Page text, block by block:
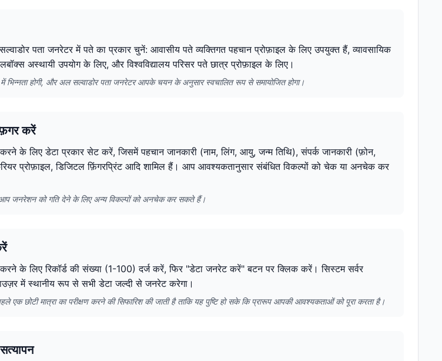
पता जनरेटर में पते का प्रकार चुनें: आवासीय पते व्यक्तिगत पहचान प्रोफ़ाइल के लिए उपयुक्त हैं, व्यावसायिक
अस्थायी उपयोग के लिए, और विश्वविद्यालय परिसर पते छात्र प्रोफ़ाइल के लिए।
भिन्नता होगी, और अल सल्वाडोर पता जनरेटर आपके चयन के अनुसार स्वचालित रूप से समायोजित होगा।
करें
के लिए डेटा प्रकार सेट करें, जिसमें पहचान जानकारी (नाम, लिंग, आयु, जन्म तिथि), संपर्क जानकारी (फ़ोन,
प्रोफ़ाइल, डिजिटल फ़िंगरप्रिंट आदि शामिल हैं। आप आवश्यकतानुसार संबंधित विकल्पों को चेक या अनचेक कर
आप जनरेशन को गति देने के लिए अन्य विकल्पों को अनचेक कर सकते हैं।
के लिए रिकॉर्ड की संख्या (1-100) दर्ज करें, फिर "डेटा जनरेट करें" बटन पर क्लिक करें। सिस्टम सर्वर
में स्थानीय रूप से सभी डेटा जल्दी से जनरेट करेगा।
एक छोटी मात्रा का परीक्षण करने की सिफारिश की जाती है ताकि यह पुष्टि हो सके कि प्रारूप आपकी आवश्यकताओं को पूरा करता है।